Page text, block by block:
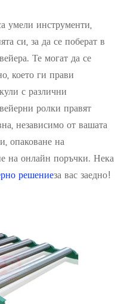
умели инструменти,
си, за да се поберат в
Те могат да се
което ги прави
с различни
ролки правят
независимо от вашата
опаковане на
на онлайн поръчки. Нека
решениеза вас заедно!